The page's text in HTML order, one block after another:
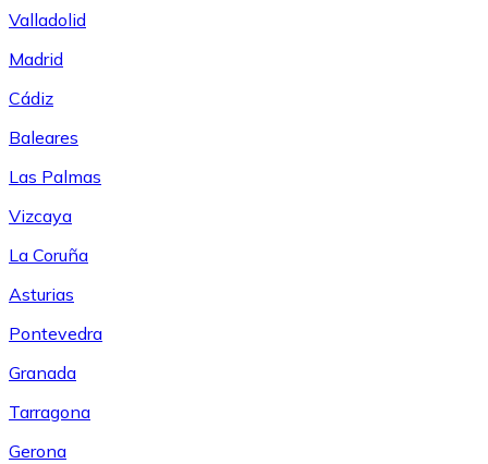
Valladolid
Madrid
Cádiz
Baleares
Las Palmas
Vizcaya
La Coruña
Asturias
Pontevedra
Granada
Tarragona
Gerona